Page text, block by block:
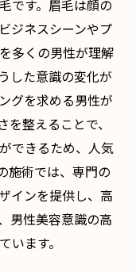
です。眉毛は顔の
ジネスシーンやプ
多くの男性が理解
した意識の変化が
グを求める男性が
整えることで、
できるため、人気
施術では、専門の
インを提供し、高
男性美容意識の高
います。